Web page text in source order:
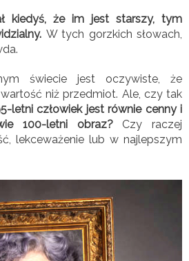
kiedyś, że im jest starszy, tym
W tych gorzkich słowach,
świecie jest oczywiste, że
niż przedmiot. Ale, czy tak
letni człowiek jest równie cenny i
100-letni obraz?Czy raczej
lekceważenie lub w najlepszym